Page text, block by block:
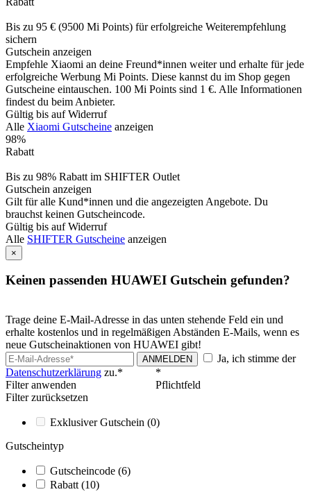
Bis zu 95 € (9500 Mi Points) für erfolgreiche Weiterempfehlung
sichern
Gutschein anzeigen
Empfehle Xiaomi an deine Freund*innen weiter und erhalte für jede
erfolgreiche Werbung Mi Points. Diese kannst du im Shop gegen
Gutscheine eintauschen. 100 Mi Points sind 1 €. Alle Informationen
findest du beim Anbieter.
Gültig bis auf Widerruf
Alle Xiaomi Gutscheine anzeigen
98%
Rabatt
Bis zu 98% Rabatt im SHIFTER Outlet
Gutschein anzeigen
Gilt für alle Kund*innen und die angezeigten Angebote. Du
brauchst keinen Gutscheincode.
Gültig bis auf Widerruf
Alle SHIFTER Gutscheine anzeigen
×
Keinen passenden HUAWEI Gutschein gefunden?
Trage deine E-Mail-Adresse in das unten stehende Feld ein und
erhalte kostenlos und in regelmäßigen Abständen E-Mails, wenn es
neue Gutscheinaktionen von HUAWEI gibt!
ANMELDEN
Ja, ich stimme der
Datenschutzerklärung zu.*
*
Pflichtfeld
Filter anwenden
Filter zurücksetzen
Exklusiver Gutschein (0)
Gutscheintyp
Gutscheincode (6)
Rabatt (10)